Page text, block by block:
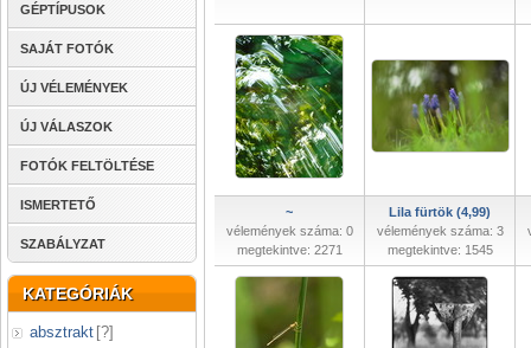
GÉPTÍPUSOK
SAJÁT FOTÓK
ÚJ VÉLEMÉNYEK
ÚJ VÁLASZOK
FOTÓK FELTÖLTÉSE
ISMERTETŐ
SZABÁLYZAT
KATEGÓRIÁK
absztrakt [?]
~
vélemények száma: 0
megtekintve: 2271
Lila fürtök (4,99)
vélemények száma: 3
megtekintve: 1545